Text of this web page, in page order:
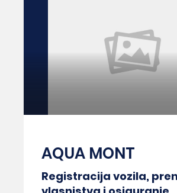
AQUA MONT
Registracija vozila,